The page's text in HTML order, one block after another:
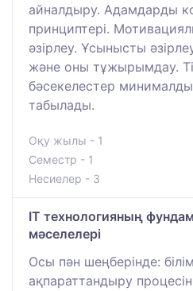
айналдыру. Адамдарды
принциптері.
әзірлеу. Ұсынысты
және оны тұжырымдау.
бәсекелестер
табылады.
Оқу жылы - 1
Семестр - 1
Несиелер - 3
IT технологияның
мәселелері
Осы пән шеңберінде:
ақпараттандыру